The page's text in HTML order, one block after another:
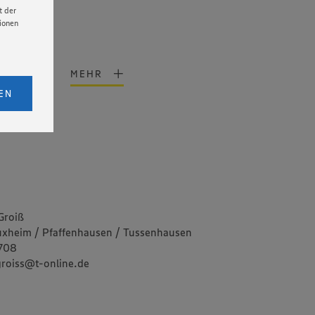
der
1
MEHR
/ Pfaffenhausen / Tussenhausen
online.de